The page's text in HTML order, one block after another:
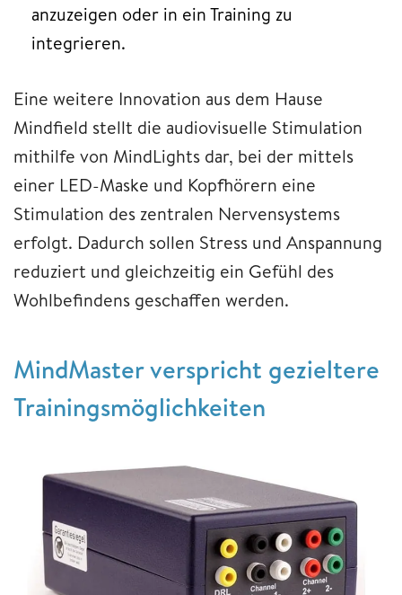
anzuzeigen oder in ein Training zu
integrieren.
Eine weitere Innovation aus dem Hause
Mindfield stellt die audiovisuelle Stimulation
mithilfe von MindLights dar, bei der mittels
einer LED-Maske und Kopfhörern eine
Stimulation des zentralen Nervensystems
erfolgt. Dadurch sollen Stress und Anspannung
reduziert und gleichzeitig ein Gefühl des
Wohlbefindens geschaffen werden.
MindMaster verspricht gezieltere
Trainingsmöglichkeiten